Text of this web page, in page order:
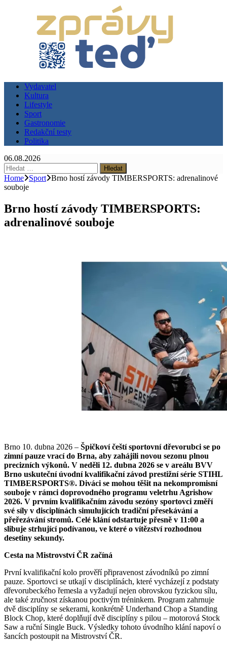
Vydavatel
Kultura
Lifestyle
Sport
Gastronomie
Redakční testy
Politika
06.08.2026
Vyhledávání
Home
Sport Brno hostí závody TIMBERSPORTS: adrenalinové
souboje
Brno hostí závody TIMBERSPORTS:
adrenalinové souboje
Brno 10. dubna 2026 – Špičkoví čeští sportovní dřevorubci se po
zimní pauze vrací do Brna, aby zahájili novou sezonu plnou
precizních výkonů. V neděli 12. dubna 2026 se v areálu BVV
Brno uskuteční úvodní kvalifikační závod prestižní série STIHL
TIMBERSPORTS®. Diváci se mohou těšit na nekompromisní
souboje v rámci doprovodného programu veletrhu Agrishow
2026. V prvním kvalifikačním závodu sezóny sportovci změří
své síly v disciplínách simulujících tradiční přesekávání a
přeřezávání stromů. Celé klání odstartuje přesně v 11:00 a
slibuje strhující podívanou, ve které o vítězství rozhodnou
desetiny sekundy.
Cesta na Mistrovství ČR začíná
První kvalifikační kolo prověří připravenost závodníků po zimní
pauze. Sportovci se utkají v disciplínách, které vycházejí z podstaty
dřevorubeckého řemesla a vyžadují nejen obrovskou fyzickou sílu,
ale také zručnost získanou poctivým tréninkem. Program zahrnuje
dvě disciplíny se sekerami, konkrétně Underhand Chop a Standing
Block Chop, které doplňují dvě disciplíny s pilou – motorová Stock
Saw a ruční Single Buck. Výsledky tohoto úvodního klání napoví o
šancích postoupit na Mistrovství ČR.